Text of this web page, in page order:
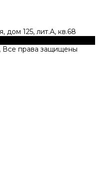
дом 125, лит.А, кв.68
Все права защищены